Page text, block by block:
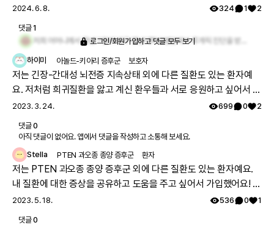
팁 많은 분 찾아요 🩹
2024. 6. 8. 324 1 2
댓글1
로그인/회원가입하고 댓글 모두 보기
하이미 아놀드-키아리 증후군 보호자
저는 긴장-간대성 뇌전증 지속상태 외에 다른 질환도 있는 환자예
요. 저처럼 희귀질환을 앓고 계신 환우들과 서로 응원하고 싶어서 가
입했어요. 🏥 병원 치료에 대해 이야기하실 분~!
2023. 3. 24. 699 0 2
댓글0
아직 댓글이 없어요. 앱에서 댓글을 작성하고 소통해 보세요.
Stella
PTEN 과오종 종양 증후군 환자
저는 PTEN 과오종 종양 증후군 외에 다른 질환도 있는 환자예요.
내 질환에 대한 증상을 공유하고 도움을 주고 싶어서 가입했어요! 확
진 후 경험담 공유 바래요💪🏻
2023. 5. 18. 536 0 1
댓글0